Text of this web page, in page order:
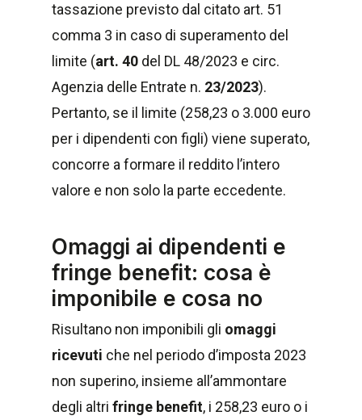
tassazione previsto dal citato art. 51
comma 3 in caso di superamento del
limite (art. 40 del DL 48/2023 e circ.
Agenzia delle Entrate n. 23/2023).
Pertanto, se il limite (258,23 o 3.000 euro
per i dipendenti con figli) viene superato,
concorre a formare il reddito l’intero
valore e non solo la parte eccedente.
Omaggi ai dipendenti e
fringe benefit: cosa è
imponibile e cosa no
Risultano non imponibili gli omaggi
ricevuti che nel periodo d’imposta 2023
non superino, insieme all’ammontare
degli altri fringe benefit, i 258,23 euro o i